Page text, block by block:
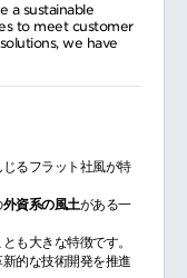
a sustainable
to meet customer
we have
るフラット社風が特
外資系の風土がある一
も大きな特徴です。
的な技術開発を推進